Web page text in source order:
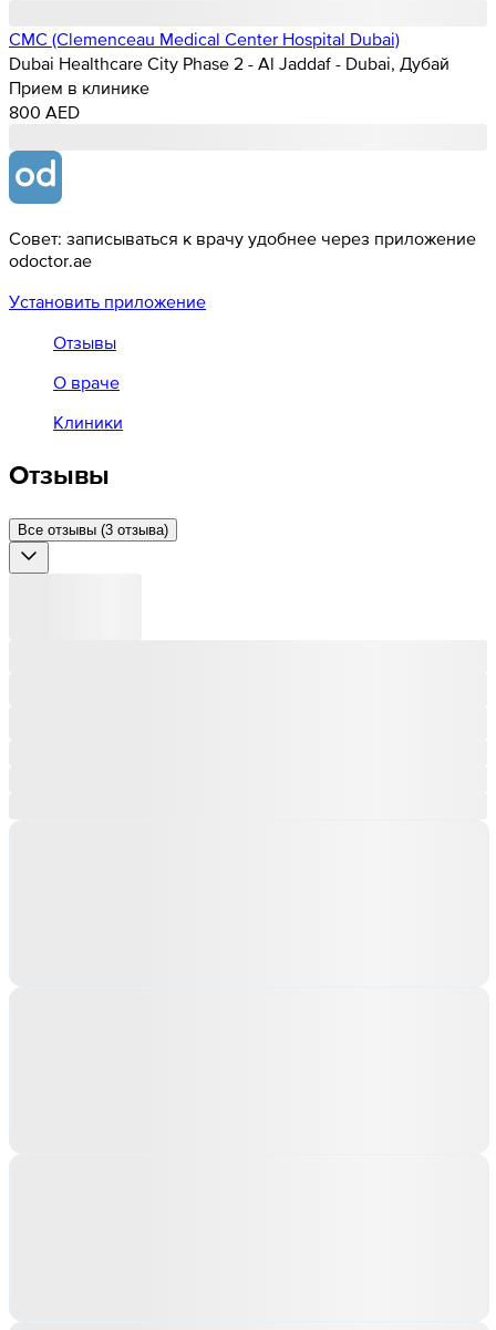
CMC (Clemenceau Medical Center Hospital Dubai)
Dubai Healthcare City Phase 2 - Al Jaddaf - Dubai, Дубай
Прием в клинике
800 AED
Совет: записываться к врачу удобнее через приложение
odoctor.ae
Установить приложение
Отзывы
О враче
Клиники
Отзывы
Все отзывы (3 отзыва)